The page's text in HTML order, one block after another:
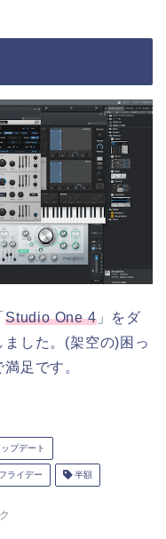
Studio One 4」をダ
した。(架空の)困っ
足です。
プデート
ライデー 半額